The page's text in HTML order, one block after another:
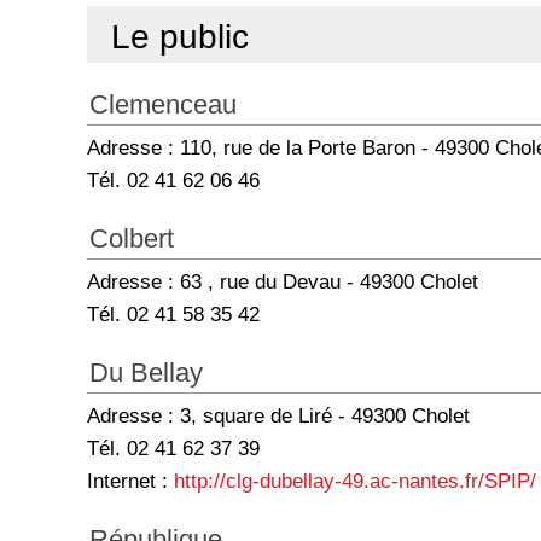
Le public
Clemenceau
Adresse : 110, rue de la Porte Baron - 49300
Tél. 02 41 62 06 46
Colbert
Adresse : 63 , rue du Devau - 49300 Cholet
Tél. 02 41 58 35 42
Du Bellay
Adresse : 3, square de Liré - 49300 Cholet
Tél. 02 41 62 37 39
Internet : http://clg-dubellay-49.ac-nantes.fr/SPIP/